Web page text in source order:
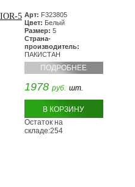
5 Арт: F323805
Цвет: Белый
Размер: 5
Страна-
производитель:
ПАКИСТАН
ПОДРОБНЕЕ
1978 руб. шт.
В КОРЗИНУ
Остаток на
складе:254